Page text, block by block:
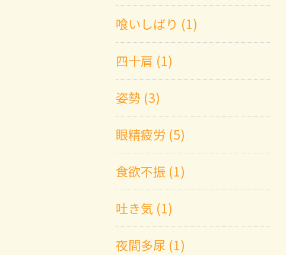
喰いしばり (1)
四十肩 (1)
姿勢 (3)
眼精疲労 (5)
食欲不振 (1)
吐き気 (1)
夜間多尿 (1)